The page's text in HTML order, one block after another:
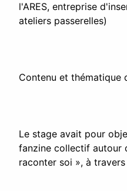
l'ARES, entreprise
ateliers passerelles)
Contenu et thématique
Le stage avait pour
fanzine collectif autour
raconter soi », à